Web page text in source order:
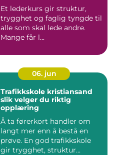
Et lederkurs gir struktur,
trygghet og faglig tyngde til
alle som skal lede andre.
Mange får l...
06. jun
Trafikkskole kristiansand
slik velger du riktig
opplæring
Å ta førerkort handler om
langt mer enn å bestå en
prøve. En god trafikkskole
gir trygghet, struktur...